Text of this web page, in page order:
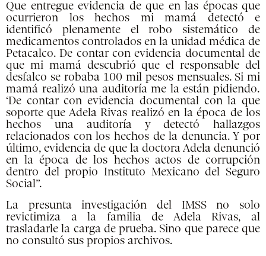
Que entregue evidencia de que en las épocas que
ocurrieron los hechos mi mamá detectó e
identificó plenamente el robo sistemático de
medicamentos controlados en la unidad médica de
Petacalco. De contar con evidencia documental de
que mi mamá descubrió que el responsable del
desfalco se robaba 100 mil pesos mensuales. Si mi
mamá realizó una auditoría me la están pidiendo.
‘De contar con evidencia documental con la que
soporte que Adela Rivas realizó en la época de los
hechos una auditoría y detectó hallazgos
relacionados con los hechos de la denuncia. Y por
último, evidencia de que la doctora Adela denunció
en la época de los hechos actos de corrupción
dentro del propio Instituto Mexicano del Seguro
Social”.
La presunta investigación del IMSS no solo
revictimiza a la familia de Adela Rivas, al
trasladarle la carga de prueba. Sino que parece que
no consultó sus propios archivos.